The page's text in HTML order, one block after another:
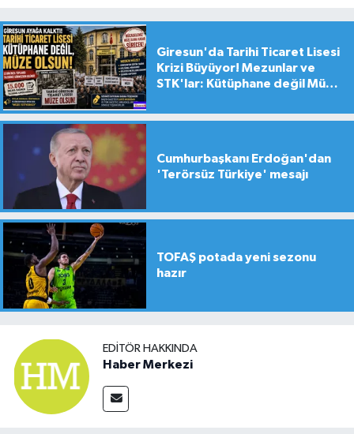
Giresun'da Tarihi Ticaret Lisesi
Krizi Büyüyor! Mezunlar ve
STK'lar: Kütüphane değil Müze
Cumhurbaşkanı Erdoğan'dan
'Terörsüz Türkiye' mesajı
TOFAŞ potada yeni sezonu
hazır
EDITÖR HAKKINDA
Haber Merkezi